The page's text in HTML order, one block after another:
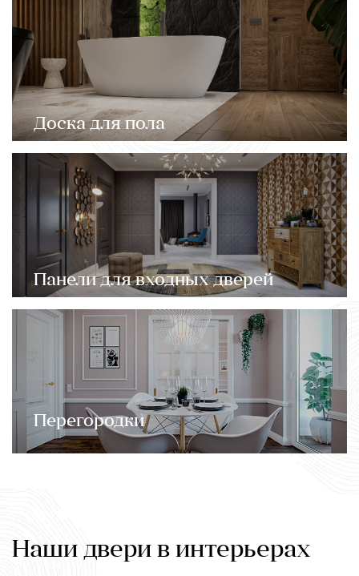
Доска для пола
Панели для входных дверей
Перегородки
Наши двери в интерьерах